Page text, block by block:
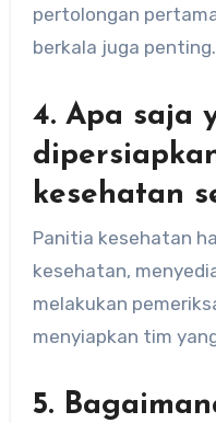
pertolongan
berkala juga penting.
4. Apa saja
kesehatan
Panitia kesehatan
kesehatan,
melakukan
menyiapkan tim
5.